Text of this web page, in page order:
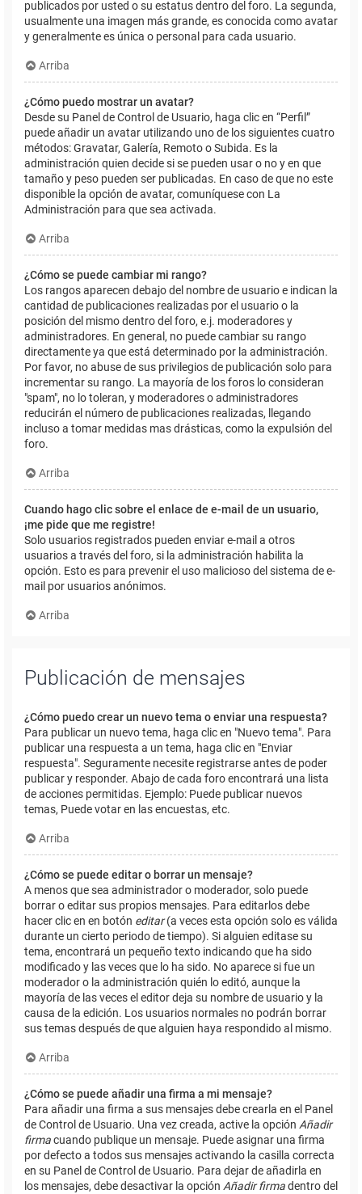
publicados por usted o su estatus dentro del foro. La segunda,
usualmente una imagen más grande, es conocida como avatar
y generalmente es única o personal para cada usuario.
Arriba
¿Cómo puedo mostrar un avatar?
Desde su Panel de Control de Usuario, haga clic en “Perfil”
puede añadir un avatar utilizando uno de los siguientes cuatro
métodos: Gravatar, Galería, Remoto o Subida. Es la
administración quien decide si se pueden usar o no y en que
tamaño y peso pueden ser publicadas. En caso de que no este
disponible la opción de avatar, comuníquese con La
Administración para que sea activada.
Arriba
¿Cómo se puede cambiar mi rango?
Los rangos aparecen debajo del nombre de usuario e indican la
cantidad de publicaciones realizadas por el usuario o la
posición del mismo dentro del foro, e.j. moderadores y
administradores. En general, no puede cambiar su rango
directamente ya que está determinado por la administración.
Por favor, no abuse de sus privilegios de publicación solo para
incrementar su rango. La mayoría de los foros lo consideran
"spam", no lo toleran, y moderadores o administradores
reducirán el número de publicaciones realizadas, llegando
incluso a tomar medidas mas drásticas, como la expulsión del
foro.
Arriba
Cuando hago clic sobre el enlace de e-mail de un usuario,
¡me pide que me registre!
Solo usuarios registrados pueden enviar e-mail a otros
usuarios a través del foro, si la administración habilita la
opción. Esto es para prevenir el uso malicioso del sistema de e-
mail por usuarios anónimos.
Arriba
Publicación de mensajes
¿Cómo puedo crear un nuevo tema o enviar una respuesta?
Para publicar un nuevo tema, haga clic en "Nuevo tema". Para
publicar una respuesta a un tema, haga clic en "Enviar
respuesta". Seguramente necesite registrarse antes de poder
publicar y responder. Abajo de cada foro encontrará una lista
de acciones permitidas. Ejemplo: Puede publicar nuevos
temas, Puede votar en las encuestas, etc.
Arriba
¿Cómo se puede editar o borrar un mensaje?
A menos que sea administrador o moderador, solo puede
borrar o editar sus propios mensajes. Para editarlos debe
hacer clic en en botón editar(a veces esta opción solo es válida
durante un cierto periodo de tiempo). Si alguien editase su
tema, encontrará un pequeño texto indicando que ha sido
modificado y las veces que lo ha sido. No aparece si fue un
moderador o la administración quién lo editó, aunque la
mayoría de las veces el editor deja su nombre de usuario y la
causa de la edición. Los usuarios normales no podrán borrar
sus temas después de que alguien haya respondido al mismo.
Arriba
¿Cómo se puede añadir una firma a mi mensaje?
Para añadir una firma a sus mensajes debe crearla en el Panel
de Control de Usuario. Una vez creada, active la opción Añadir
firmacuando publique un mensaje. Puede asignar una firma
por defecto a todos sus mensajes activando la casilla correcta
en su Panel de Control de Usuario. Para dejar de añadirla en
los mensajes, debe desactivar la opción Añadir firmadentro del